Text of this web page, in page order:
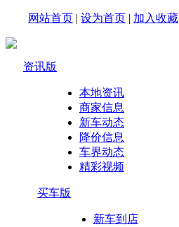
网站首页 | 设为首页 | 加入收藏
资讯版
本地资讯
商家信息
新车动态
降价信息
车界动态
精彩视频
买车版
新车到店